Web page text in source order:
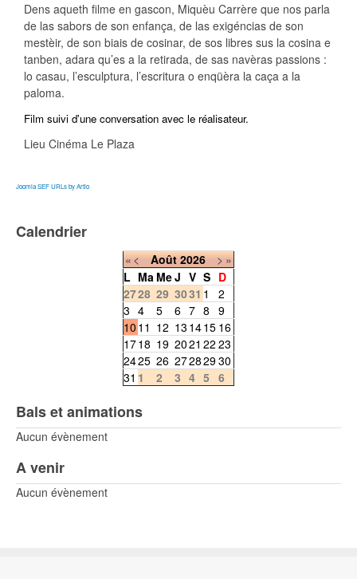
Dens aqueth filme en gascon, Miquèu Carrère que nos parla
de las sabors de son enfança, de las exigéncias de son
mestèir, de son biais de cosinar, de sos libres sus la cosina e
tanben, adara qu’es a la retirada, de sas navèras passions :
lo casau, l’esculptura, l’escritura o enqüèra la caça a la
paloma.
Film suivi d'une conversation avec le réalisateur.
Lieu Cinéma Le Plaza
Joomla SEF URLs by Artio
Calendrier
«< Août 2026 >»
L Ma MeJ V S D
2728 29 3031 1
2
3 4 5 6 7 8 9
10 11 12 13 1415 16
1718 19 2021 22 23
2425 26 27282930
31 1 2 3 4 5 6
Bals et animations
Aucun évènement
A venir
Aucun évènement